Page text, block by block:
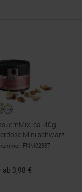
ca. 40g,
Mini schwarz
FNM02387
ab 3,98 €